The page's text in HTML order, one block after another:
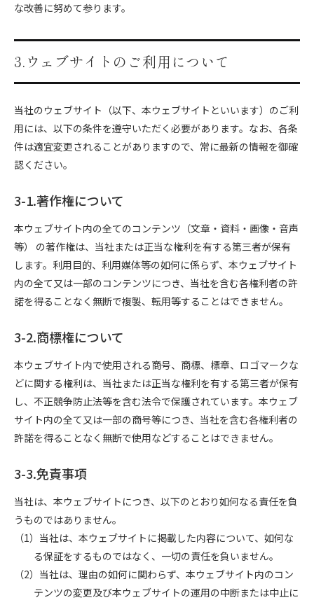
な改善に努めて参ります。
3.ウェブサイトのご利用について
当社のウェブサイト（以下、本ウェブサイトといいます）のご利
用には、以下の条件を遵守いただく必要があります。なお、各条
件は適宜変更されることがありますので、常に最新の情報を御確
認ください。
3-1.著作権について
本ウェブサイト内の全てのコンテンツ（文章・資料・画像・音声
等） の著作権は、当社または正当な権利を有する第三者が保有
します。利用目的、利用媒体等の如何に係らず、本ウェブサイト
内の全て又は一部のコンテンツにつき、当社を含む各権利者の許
諾を得ることなく無断で複製、転用等することはできません。
3-2.商標権について
本ウェブサイト内で使用される商号、商標、標章、ロゴマークな
どに関する権利は、当社または正当な権利を有する第三者が保有
し、不正競争防止法等を含む法令で保護されています。本ウェブ
サイト内の全て又は一部の商号等につき、当社を含む各権利者の
許諾を得ることなく無断で使用などすることはできません。
3-3.免責事項
当社は、本ウェブサイトにつき、以下のとおり如何なる責任を負
うものではありません。
（1）当社は、本ウェブサイトに掲載した内容について、如何な
る保証をするものではなく、一切の責任を負いません。
（2）当社は、理由の如何に関わらず、本ウェブサイト内のコン
テンツの変更及び本ウェブサイトの運用の中断または中止に